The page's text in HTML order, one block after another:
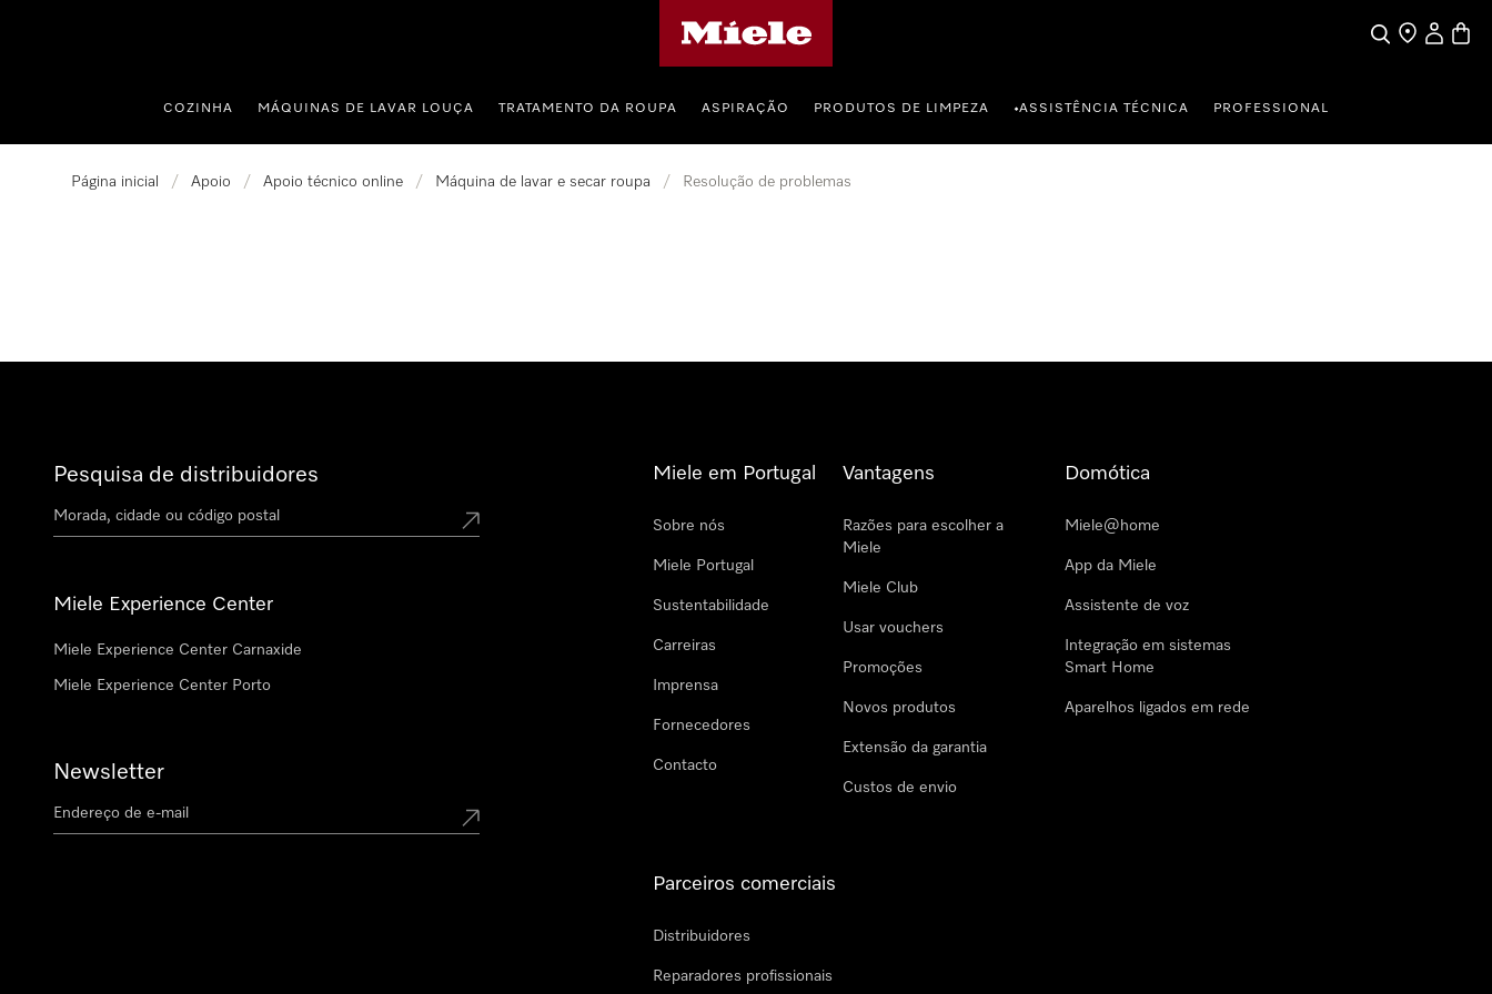
PesquisaEncontrar loja
A minha
COZINHA MÁQUINAS DE LAVAR LOUÇA TRATAMENTO DA ROUPA ASPIRAÇÃO PRODUTOS DE LIMPEZA •ASSISTÊNCIA TÉCNICA PROFESSIONAL
Página inicial / Apoio / Apoio técnico online / Máquina de lavar e secar roupa / Resolução de problemas
Pesquisa de distribuidores
Miele Experience Center
Miele Experience Center Carnaxide
Miele Experience Center Porto
Newsletter
Miele em Portugal
Sobre nós
Miele Portugal
Sustentabilidade
Carreiras
Imprensa
Fornecedores
Contacto
Vantagens
Razões para escolher a
Miele
Miele Club
Usar vouchers
Promoções
Novos produtos
Extensão da garantia
Custos de envio
Domótica
Miele@home
App da Miele
Assistente de voz
Integração em sistemas
Smart Home
Aparelhos ligados em rede
Parceiros comerciais
Distribuidores
Reparadores profissionais